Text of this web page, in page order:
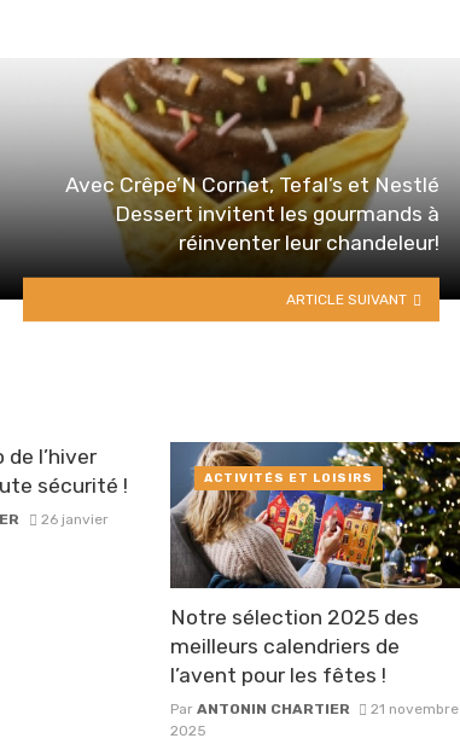
Avec Crêpe’N Cornet, Tefal’s et Nestlé
Dessert invitent les gourmands à
réinventer leur chandeleur!
ARTICLE SUIVANT
l’hiver
sécurité !
26 janvier
Notre sélection 2025 des
meilleurs calendriers de
l’avent pour les fêtes !
Par ANTONIN CHARTIER
21 novembre
2025
ACTIVITÉS ET LOISIRS